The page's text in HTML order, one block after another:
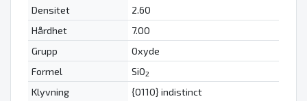
Densitet
2.60
Hårdhet
7.00
Grupp
Oxyde
Formel
SiO2
Klyvning
{0110} indistinct